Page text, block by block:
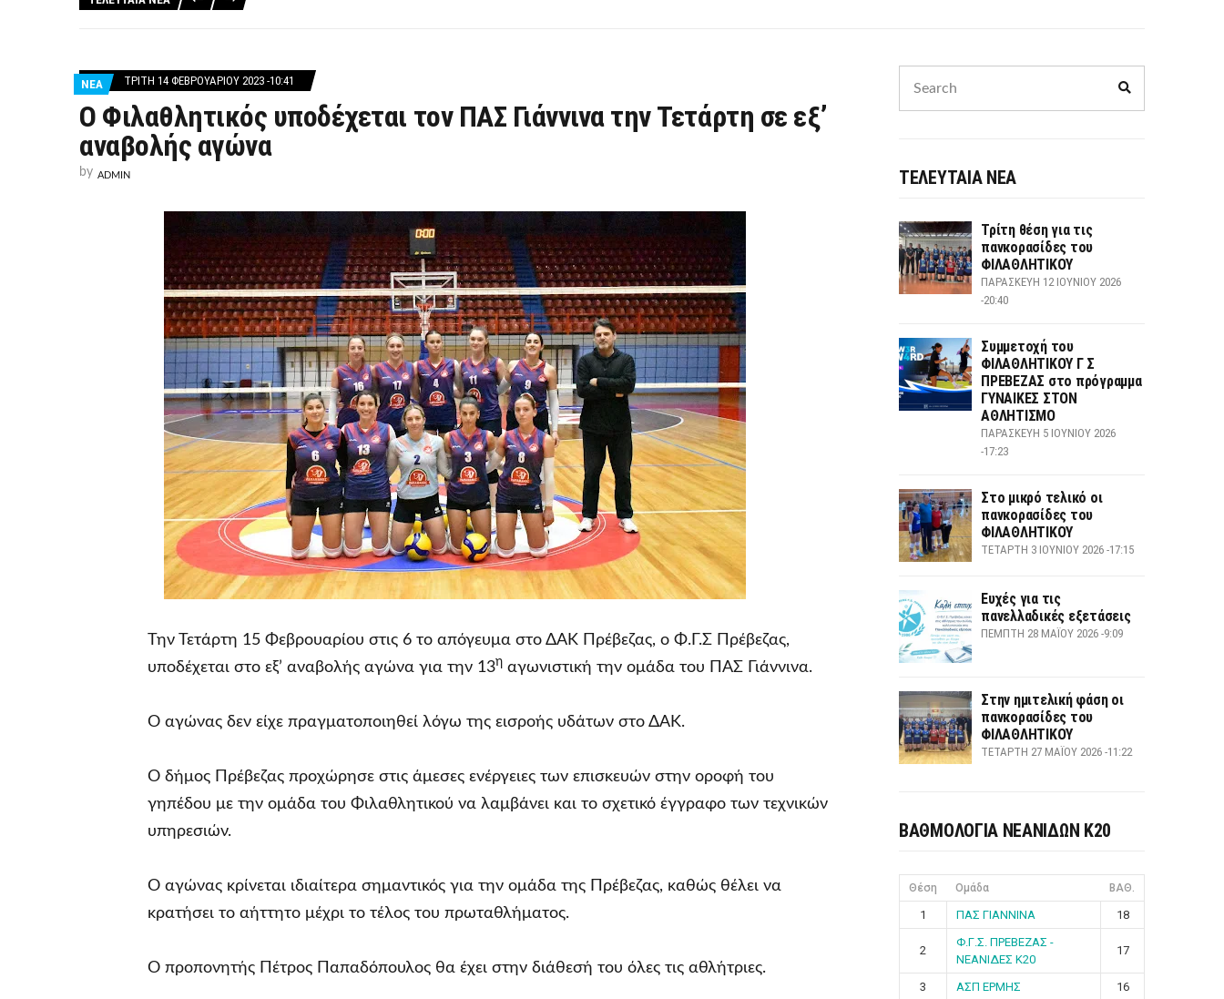
ΝΕΑ ΤΡΊΤΗ 14 ΦΕΒΡΟΥΑΡΊΟΥ 2023 -10:41
Ο Φιλαθλητικός υποδέχεται τον ΠΑΣ Γιάννινα την Τετάρτη σε εξ’
αναβολής αγώνα
by ADMIN
Την Τετάρτη 15 Φεβρουαρίου στις 6 το απόγευμα στο ΔΑΚ Πρέβεζας, ο Φ.Γ.Σ Πρέβεζας,
υποδέχεται στο εξ’ αναβολής αγώνα για την 13η αγωνιστική την ομάδα του ΠΑΣ Γιάννινα.
Ο αγώνας δεν είχε πραγματοποιηθεί λόγω της εισροής υδάτων στο ΔΑΚ.
Ο δήμος Πρέβεζας προχώρησε στις άμεσες ενέργειες των επισκευών στην οροφή του
γηπέδου με την ομάδα του Φιλαθλητικού να λαμβάνει και το σχετικό έγγραφο των τεχνικών
υπηρεσιών.
Ο αγώνας κρίνεται ιδιαίτερα σημαντικός για την ομάδα της Πρέβεζας, καθώς θέλει να
κρατήσει το αήττητο μέχρι το τέλος του πρωταθλήματος.
Ο προπονητής Πέτρος Παπαδόπουλος θα έχει στην διάθεσή του όλες τις αθλήτριες.
for:
ΤΕΛΕΥΤΑΙΑ ΝΕΑ
Τρίτη θέση για τις
πανκορασίδες του
ΦΙΛΑΘΛΗΤΙΚΟΥ
ΠΑΡΑΣΚΕΥΉ 12 ΙΟΥΝΊΟΥ 2026
-20:40
Συμμετοχή του
ΦΙΛΑΘΛΗΤΙΚΟΥ Γ Σ
ΠΡΕΒΕΖΑΣ στο πρόγραμμα
ΓΥΝΑΙΚΕΣ ΣΤΟΝ
ΑΘΛΗΤΙΣΜΟ
ΠΑΡΑΣΚΕΥΉ 5 ΙΟΥΝΊΟΥ 2026
-17:23
Στο μικρό τελικό οι
πανκορασίδες του
ΦΙΛΑΘΛΗΤΙΚΟΥ
ΤΕΤΆΡΤΗ 3 ΙΟΥΝΊΟΥ 2026 -17:15
Ευχές για τις
πανελλαδικές εξετάσεις
ΠΈΜΠΤΗ 28 ΜΑΪ́ΟΥ 2026 -9:09
Στην ημιτελική φάση οι
πανκορασίδες του
ΦΙΛΑΘΛΗΤΙΚΟΥ
ΤΕΤΆΡΤΗ 27 ΜΑΪ́ΟΥ 2026 -11:22
ΒΑΘΜΟΛΟΓΙΑ ΝΕΑΝΙΔΩΝ Κ20
Θέση Ομάδα ΒΑΘ.
1 ΠΑΣ ΓΙΑΝΝΙΝΑ 18
2
Φ.Γ.Σ. ΠΡΕΒΕΖΑΣ -
ΝΕΑΝΙΔΕΣ Κ20
17
3 ΑΣΠ ΕΡΜΗΣ
16